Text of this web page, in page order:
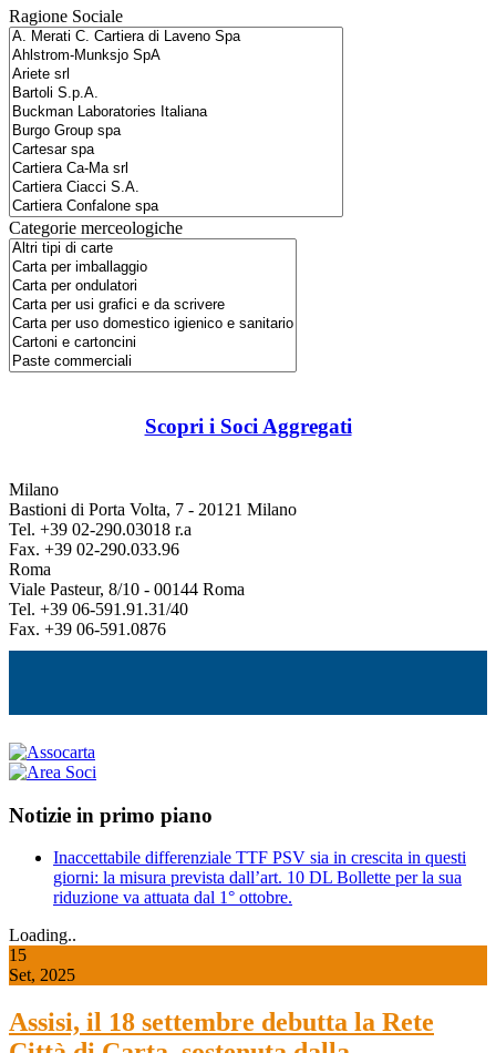
Ragione Sociale
Categorie merceologiche
Scopri i Soci Aggregati
Milano
Bastioni di Porta Volta, 7 - 20121 Milano
Tel. +39 02-290.03018 r.a
Fax. +39 02-290.033.96
Roma
Viale Pasteur, 8/10 - 00144 Roma
Tel. +39 06-591.91.31/40
Fax. +39 06-591.0876
Notizie in primo piano
Inaccettabile differenziale TTF PSV sia in crescita in questi
giorni: la misura prevista dall’art. 10 DL Bollette per la sua
riduzione va attuata dal 1° ottobre.
Loading..
15
Set, 2025
Assisi, il 18 settembre debutta la Rete